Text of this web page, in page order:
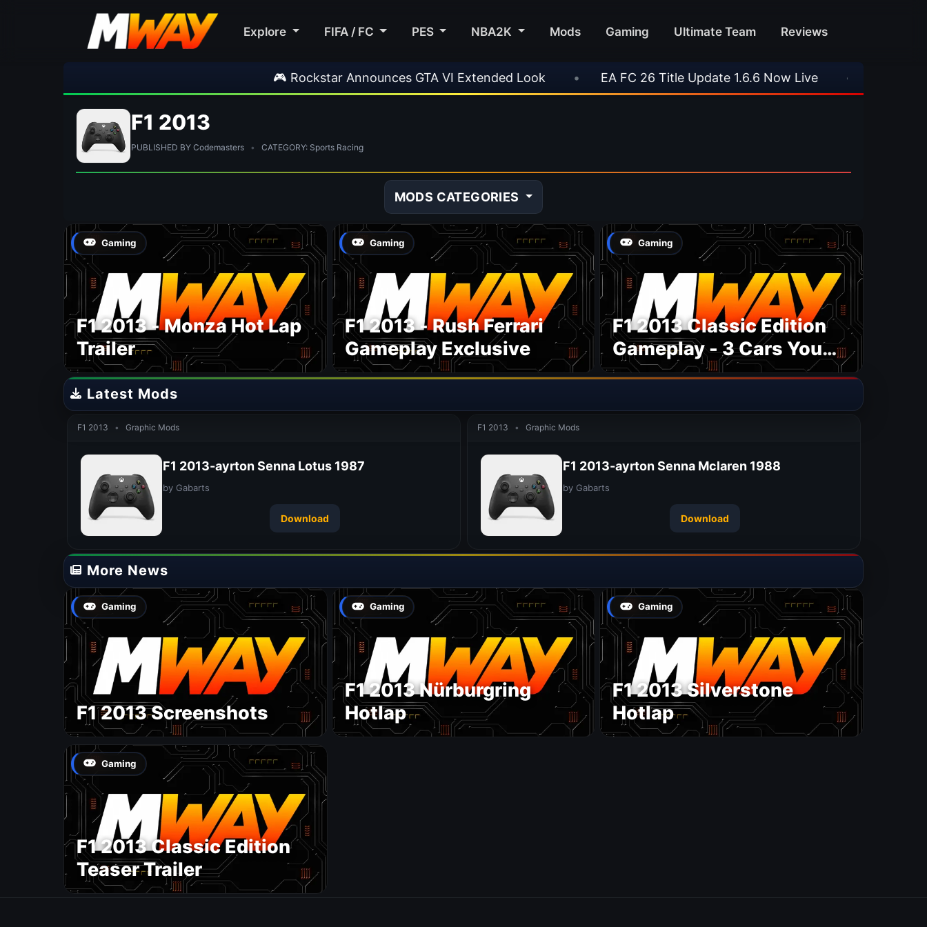
Explore FIFA / FC PES NBA2K Mods Gaming Ultimate Team Reviews
🎮 Rockstar Announces GTA VI Extended Look • EA FC 26 Title Update 1.6.6 Now Live • ⚽ Arsenal 1-3
F1 2013
PUBLISHED BY Codemasters • CATEGORY: Sports Racing
MODS CATEGORIES
Gaming
F1 2013 - Monza Hot Lap
Trailer
Gaming
F1 2013 - Rush Ferrari
Gameplay Exclusive
Gaming
F1 2013 Classic Edition
Gameplay - 3 Cars You
Need To Drive
Latest Mods
F1 2013 • Graphic Mods
F1 2013-ayrton Senna Lotus 1987
by Gabarts
Download
F1 2013 • Graphic Mods
F1 2013-ayrton Senna Mclaren 1988
by Gabarts
Download
More News
Gaming
F1 2013 Screenshots
Gaming
F1 2013 Nürburgring
Hotlap
Gaming
F1 2013 Silverstone
Hotlap
Gaming
F1 2013 Classic Edition
Teaser Trailer